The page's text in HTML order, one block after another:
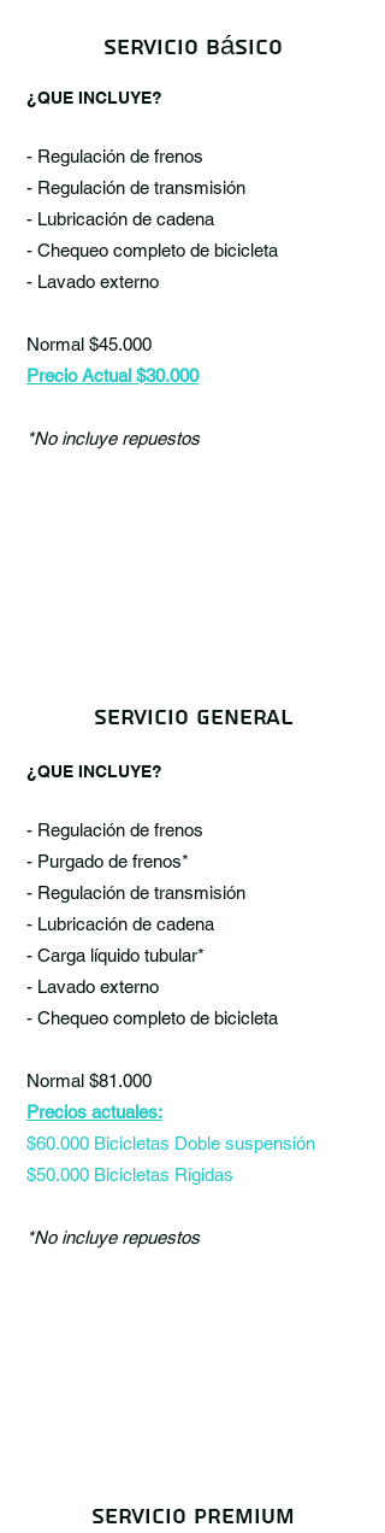
Servicio básico
¿QUE INCLUYE?
- Regulación de frenos
- Regulación de transmisión
- Lubricación de cadena
- Chequeo completo de bicicleta
- Lavado externo
Normal $45.000
Precio Actual $30.000
*No incluye repuestos
servicio general
¿QUE INCLUYE?
- Regulación de frenos
- Purgado de frenos*
- Regulación de transmisión
- Lubricación de cadena
- Carga líquido tubular*
- Lavado externo
- Chequeo completo de bicicleta
Normal $81.000
Precios actuales:
$60.000 Bicicletas Doble suspensión
$50.000 Bicicletas Rígidas
*No incluye repuestos
servicio premium